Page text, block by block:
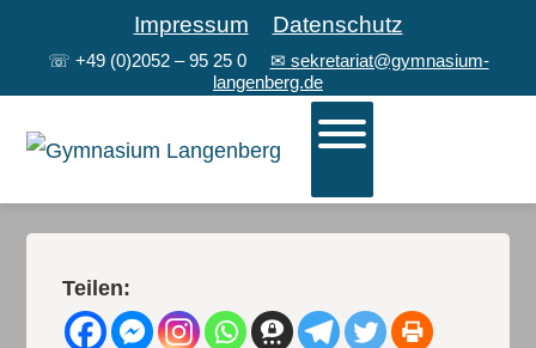
Impressum Datenschutz
☏ +49 (0)2052 – 95 25 0
✉ sekretariat@gymnasium-
langenberg.de
Teilen: